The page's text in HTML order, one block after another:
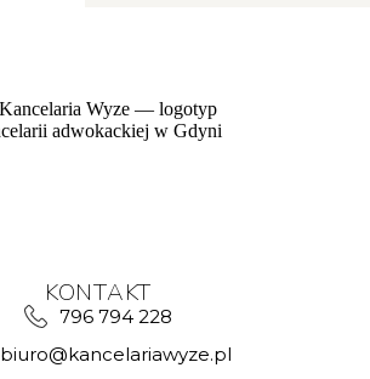
KONTAKT
796 794 228
biuro@kancelariawyze.pl